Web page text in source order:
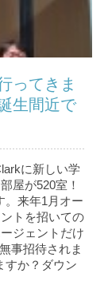
ってきま
生間近で
に新しい学
屋が520室！
来年1月オー
トを招いての
ジェントだけ
事招待されま
すか？ダウン